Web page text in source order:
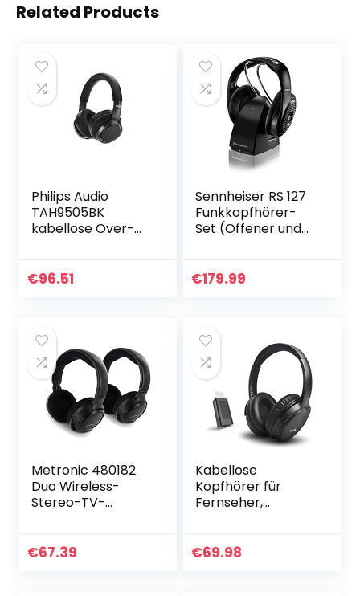
Related Products
Philips Audio
TAH9505BK
kabellose Over-
Cancellation Pro,
€96.51
Sennheiser RS 127
Funkkopfhörer-
Set (Offener und
Aussteuerungsaut
€179.99
Metronic 480182
Duo Wireless-
Stereo-TV-
€67.39
Kabellose
Kopfhörer für
Fernseher,
kabellos mit
€69.98